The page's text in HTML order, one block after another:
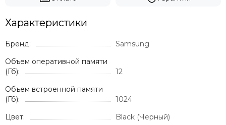
Характеристики
Бренд:
Samsung
Объем оперативной памяти
(Гб):
12
Объем встроенной памяти
(Гб):
1024
Цвет:
Black (Черный)